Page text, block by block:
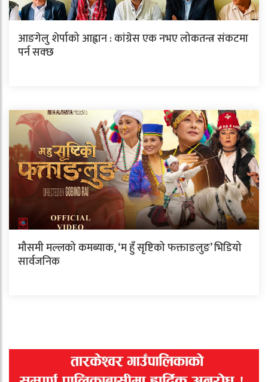
आङगेलु शेर्पाको आह्वान : कांग्रेस एक नभए लोकतन्त्र संकटमा
पर्न सक्छ
मौसमी मल्लको कमब्याक, ‘म हुँ सृष्टिको फक्ताङलुङ’ भिडियो
सार्वजनिक